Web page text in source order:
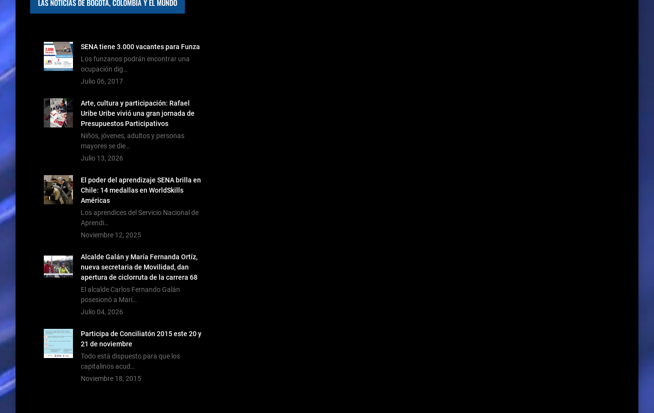
LAS NOTICIAS DE BOGOTÁ, COLOMBIA Y EL MUNDO
SENA tiene 3.000 vacantes para Funza
Los funzanos podrán encontrar una
ocupación dig…
Julio 06, 2017
Arte, cultura y participación: Rafael
Uribe Uribe vivió una gran jornada de
Presupuestos Participativos
Niños, jóvenes, adultos y personas
mayores se die…
Julio 13, 2026
El poder del aprendizaje SENA brilla en
Chile: 14 medallas en WorldSkills
Américas
Los aprendices del Servicio Nacional de
Aprendi…
Noviembre 12, 2025
Alcalde Galán y María Fernanda Ortíz,
nueva secretaria de Movilidad, dan
apertura de ciclorruta de la carrera 68
El alcalde Carlos Fernando Galán
posesionó a Marí…
Julio 04, 2026
Participa de Conciliatón 2015 este 20 y
21 de noviembre
Todo está dispuesto para que los
capitalinos acud…
Noviembre 18, 2015